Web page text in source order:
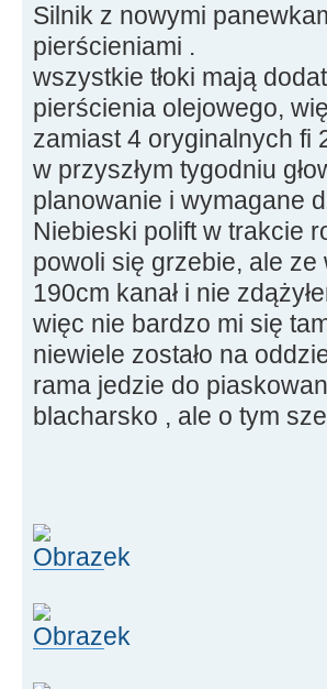
Silnik z nowymi
pierścieniami .
wszystkie tłoki mają
pierścienia olejowego,
zamiast 4 oryginalnych fi
w przyszłym tygodniu
planowanie i wymagane
Niebieski polift w trakcie
powoli się grzebie, ale ze
190cm kanał i nie
więc nie bardzo mi się
niewiele zostało na
rama jedzie do
blacharsko , ale o tym